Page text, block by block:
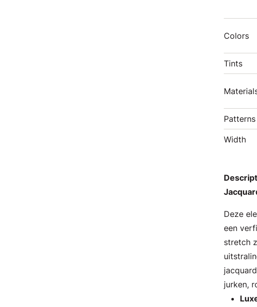
Colors
Tints
Patterns
Width
Deze
een
stretch
jurken,